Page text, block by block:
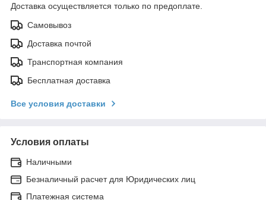
Доставка осуществляется только по предоплате.
Самовывоз
Доставка почтой
Транспортная компания
Бесплатная доставка
Все условия доставки
Условия оплаты
Наличными
Безналичный расчет для Юридических лиц
Платежная система